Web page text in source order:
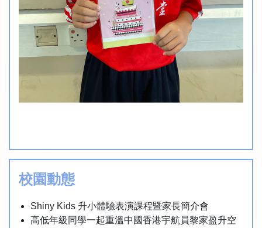
校園動態
Shiny Kids 升小體驗表演課程暨家長簡介會
高低年級同學一起重溫中國香港宇航員黎家盈升空